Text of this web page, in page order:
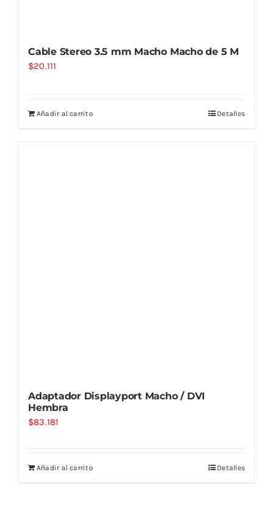
Cable Stereo 3.5 mm Macho Macho de 5 M
$20.111
Añadir al carrito Detalles
Adaptador Displayport Macho / DVI
Hembra
$83.181
Añadir al carrito Detalles